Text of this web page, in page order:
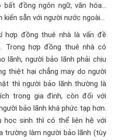
đồng ngôn ngữ, văn hóa…
sẵn với người nước ngoài…
hợp đồng thuê nhà là vấn đề
Trong hợp đồng thuê nhà có
lãnh, người bảo lãnh phải chịu
thiệt hại chẳng may do người
thì người bảo lãnh thường là
trong gia đình, còn đối với
bảo lãnh khá phức tạp hơn.
học sinh thì có thể liên hệ với
trường làm người bảo lãnh (tùy